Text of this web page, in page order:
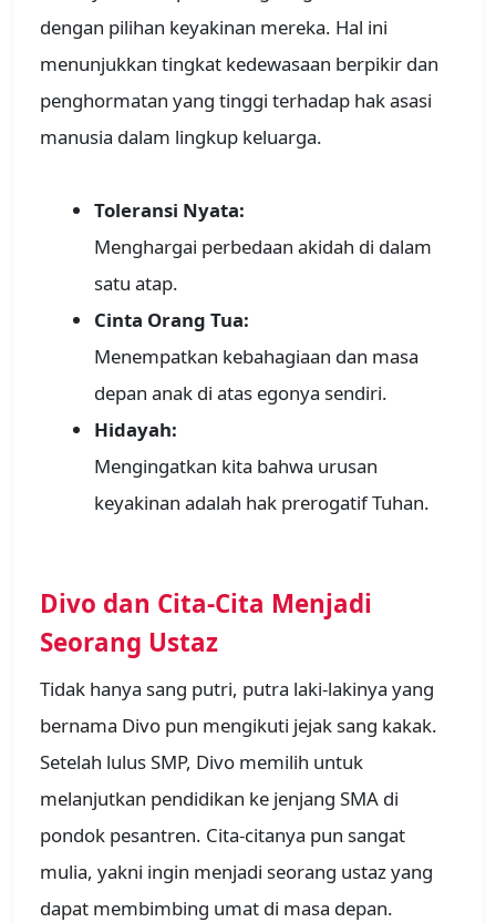
dengan pilihan keyakinan mereka. Hal ini
menunjukkan tingkat kedewasaan berpikir dan
penghormatan yang tinggi terhadap hak asasi
manusia dalam lingkup keluarga.
Toleransi Nyata:
Menghargai perbedaan akidah di dalam
satu atap.
Cinta Orang Tua:
Menempatkan kebahagiaan dan masa
depan anak di atas egonya sendiri.
Hidayah:
Mengingatkan kita bahwa urusan
keyakinan adalah hak prerogatif Tuhan.
Divo dan Cita-Cita Menjadi
Seorang Ustaz
Tidak hanya sang putri, putra laki-lakinya yang
bernama Divo pun mengikuti jejak sang kakak.
Setelah lulus SMP, Divo memilih untuk
melanjutkan pendidikan ke jenjang SMA di
pondok pesantren. Cita-citanya pun sangat
mulia, yakni ingin menjadi seorang ustaz yang
dapat membimbing umat di masa depan.